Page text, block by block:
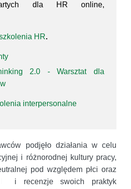
dla HR online,
HR.
2.0 - Warsztat dla
interpersonalne
podjęło działania w celu
i różnorodnej kultury pracy,
pod względem płci oraz
i recenzje swoich praktyk